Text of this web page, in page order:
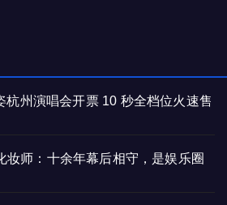
杭州演唱会开票 10 秒全档位火速售
妆师：十余年幕后相守，是娱乐圈